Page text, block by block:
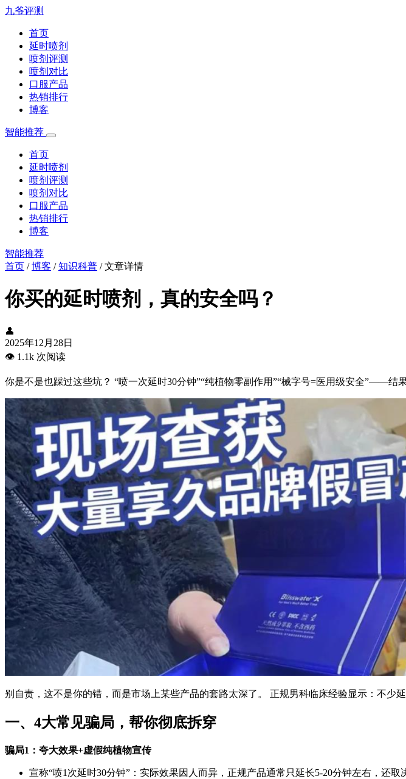
九爷评测
首页
延时喷剂
喷剂评测
喷剂对比
口服产品
热销排行
博客
智能推荐
首页
延时喷剂
喷剂评测
喷剂对比
口服产品
热销排行
博客
智能推荐
首页 /博客 /知识科普 /文章详情
你买的延时喷剂，真的安全吗？
👤
2025年12月28日
👁️ 1.1k 次阅读
你是不是也踩过这些坑？ “喷一次延时30分钟”“纯植物零副作用”“械字号=医用级安全”——
别自责，这不是你的错，而是市场上某些产品的套路太深了。 正规男科临床经验显示：不少
一、4大常见骗局，帮你彻底拆穿
骗局1：夸大效果+虚假纯植物宣传
宣称“喷1次延时30分钟”：实际效果因人而异，正规产品通常只延长5-20分钟左右，还取